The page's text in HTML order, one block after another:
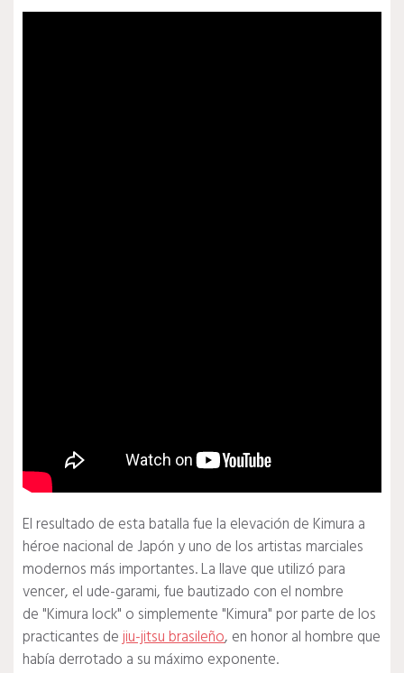
El resultado de esta batalla fue la elevación de Kimura a
héroe nacional de Japón y uno de los artistas marciales
modernos más importantes. La llave que utilizó para
vencer, el ude-garami, fue bautizado con el nombre
de "Kimura lock" o simplemente "Kimura" por parte de los
practicantes dejiu-jitsu brasileño, en honor al hombre que
había derrotado a su máximo exponente.